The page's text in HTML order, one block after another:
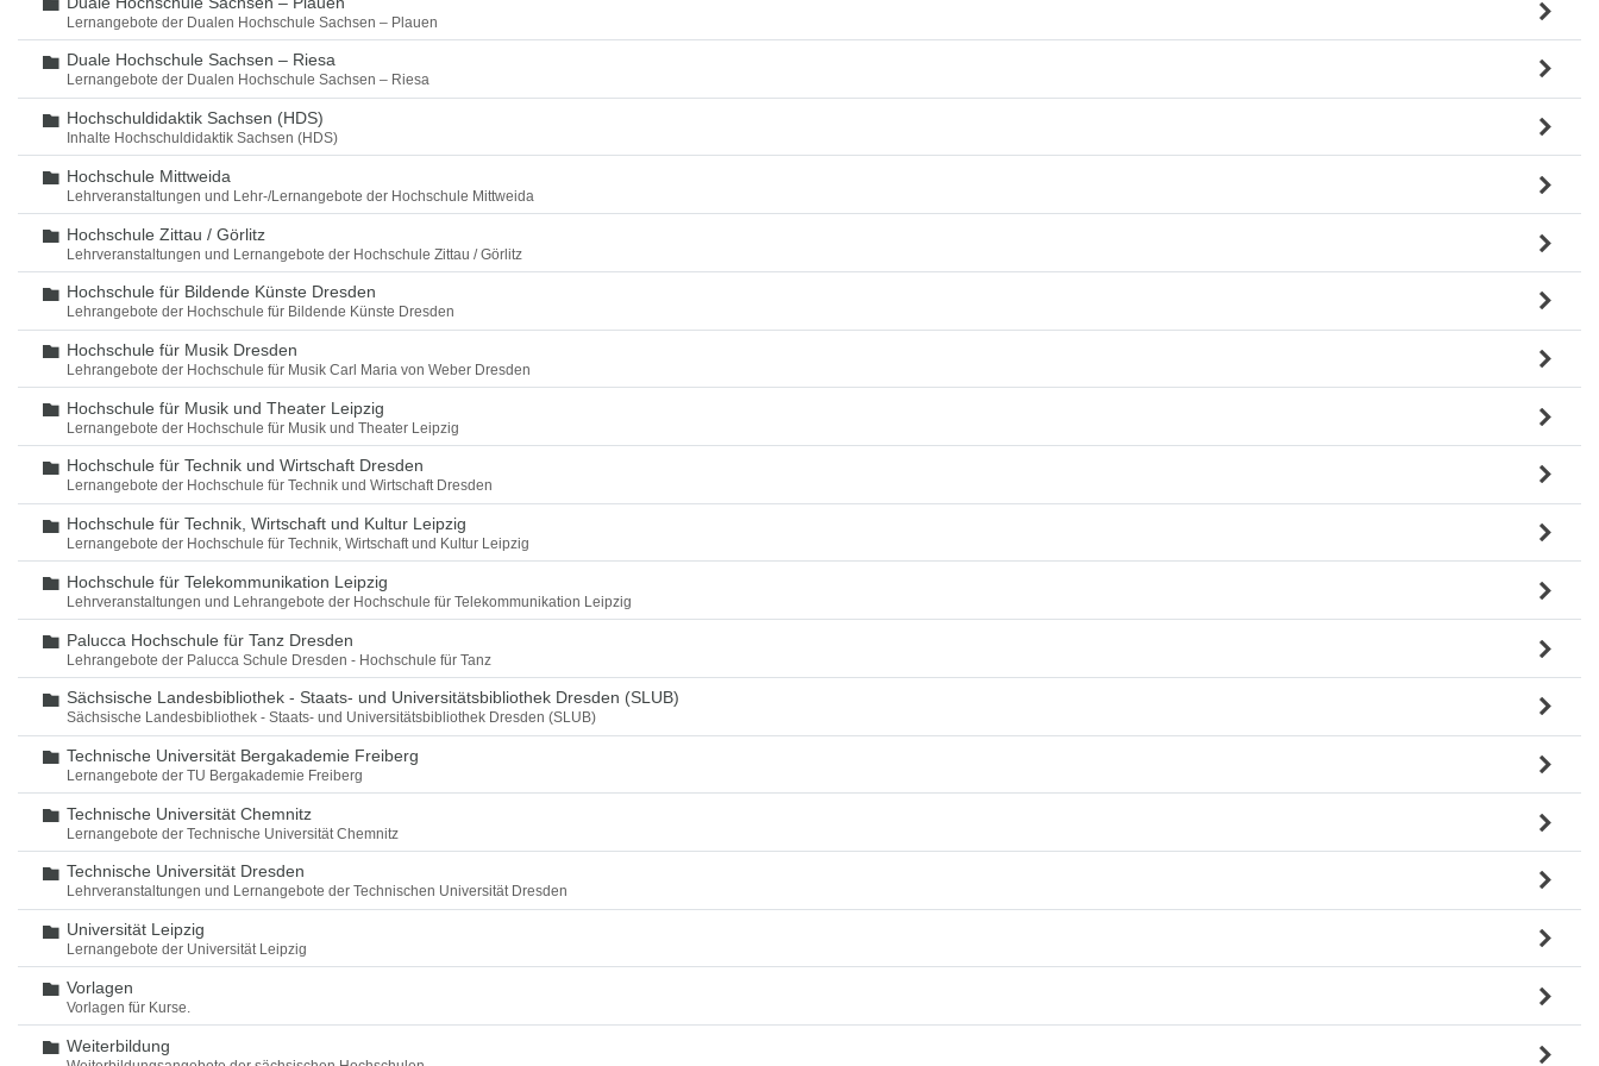
Lernangebote der Dualen Hochschule Sachsen – Plauen
Ordner
Duale Hochschule Sachsen – Riesa
Lernangebote der Dualen Hochschule Sachsen – Riesa
Ordner
Hochschuldidaktik Sachsen (HDS)
Inhalte Hochschuldidaktik Sachsen (HDS)
Ordner
Hochschule Mittweida
Lehrveranstaltungen und Lehr-/Lernangebote der Hochschule Mittweida
Ordner
Hochschule Zittau / Görlitz
Lehrveranstaltungen und Lernangebote der Hochschule Zittau / Görlitz
Ordner
Hochschule für Bildende Künste Dresden
Lehrangebote der Hochschule für Bildende Künste Dresden
Ordner
Hochschule für Musik Dresden
Lehrangebote der Hochschule für Musik Carl Maria von Weber Dresden
Ordner
Hochschule für Musik und Theater Leipzig
Lernangebote der Hochschule für Musik und Theater Leipzig
Ordner
Hochschule für Technik und Wirtschaft Dresden
Lernangebote der Hochschule für Technik und Wirtschaft Dresden
Ordner
Hochschule für Technik, Wirtschaft und Kultur Leipzig
Lernangebote der Hochschule für Technik, Wirtschaft und Kultur Leipzig
Ordner
Hochschule für Telekommunikation Leipzig
Lehrveranstaltungen und Lehrangebote der Hochschule für Telekommunikation Leipzig
Ordner
Palucca Hochschule für Tanz Dresden
Lehrangebote der Palucca Schule Dresden - Hochschule für Tanz
Ordner
Sächsische Landesbibliothek - Staats- und Universitätsbibliothek Dresden (SLUB)
Sächsische Landesbibliothek - Staats- und Universitätsbibliothek Dresden (SLUB)
Ordner
Technische Universität Bergakademie Freiberg
Lernangebote der TU Bergakademie Freiberg
Ordner
Technische Universität Chemnitz
Lernangebote der Technische Universität Chemnitz
Ordner
Technische Universität Dresden
Lehrveranstaltungen und Lernangebote der Technischen Universität Dresden
Ordner
Universität Leipzig
Lernangebote der Universität Leipzig
Ordner
Vorlagen
Vorlagen für Kurse.
Ordner
Weiterbildung